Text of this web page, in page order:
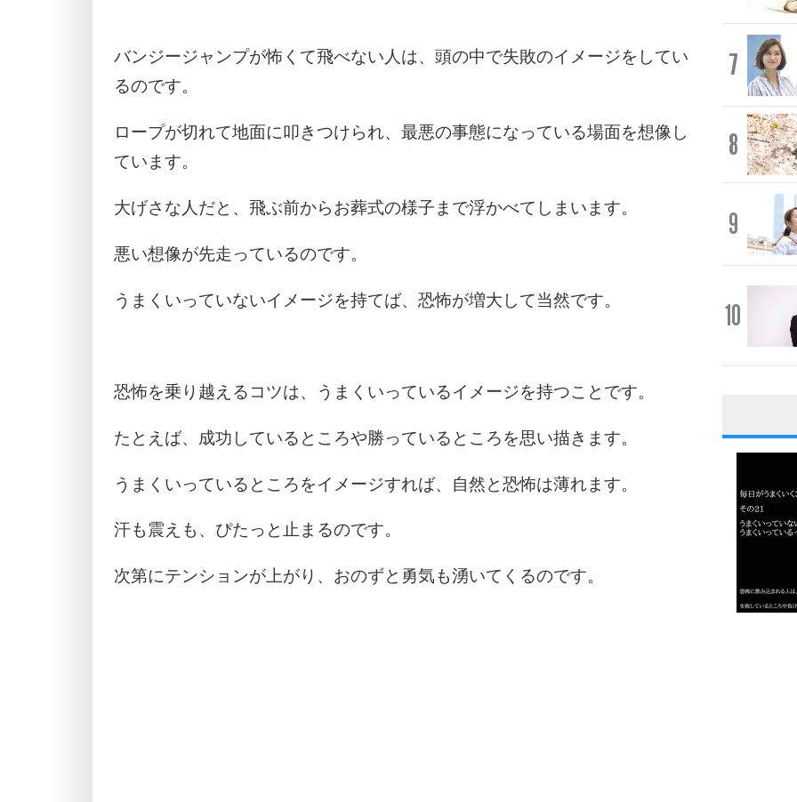
バンジージャンプが怖くて飛べない人は、頭の中で失敗のイメージをしてい
るのです。
ロープが切れて地面に叩きつけられ、最悪の事態になっている場面を想像し
ています。
大げさな人だと、飛ぶ前からお葬式の様子まで浮かべてしまいます。
悪い想像が先走っているのです。
うまくいっていないイメージを持てば、恐怖が増大して当然です。
恐怖を乗り越えるコツは、うまくいっているイメージを持つことです。
たとえば、成功しているところや勝っているところを思い描きます。
うまくいっているところをイメージすれば、自然と恐怖は薄れます。
汗も震えも、ぴたっと止まるのです。
次第にテンションが上がり、おのずと勇気も湧いてくるのです。
7
8
9
10
1
3